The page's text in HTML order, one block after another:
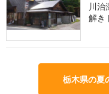
川治
解き
栃木県の夏